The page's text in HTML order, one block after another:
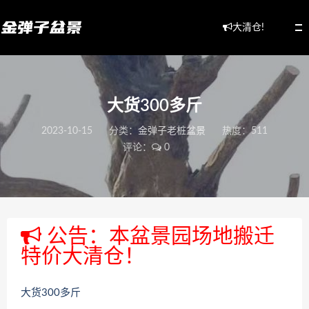
大清仓!
大货300多斤
2023-10-15 分类： 金弹子老桩盆景
热度：511
评论：
0
公告：本盆景园场地搬迁
特价大清仓！
大货300多斤